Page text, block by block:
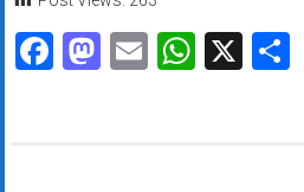
Facebook
Mastodon
Email X